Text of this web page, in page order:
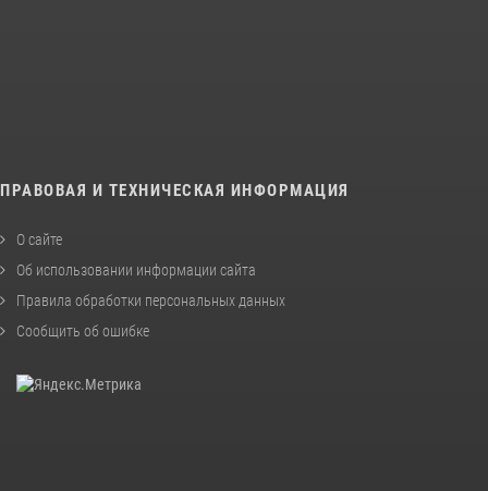
ПРАВОВАЯ И ТЕХНИЧЕСКАЯ ИНФОРМАЦИЯ
О сайте
Об использовании информации сайта
Правила обработки персональных данных
Сообщить об ошибке